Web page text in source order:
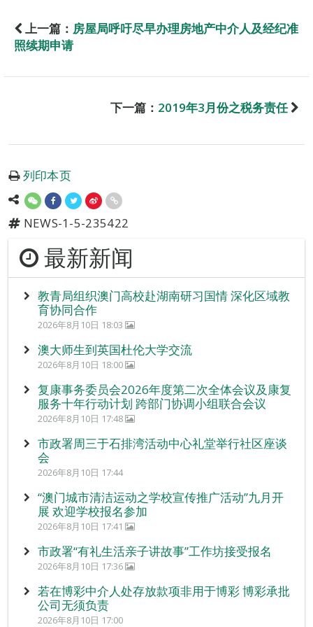
上一篇： 房屋局呼吁尽早办理房地产中介人及经纪准
照续期申请
下一篇： 2019年3月份之税务责任
列印本页
NEWS-1-5-235422
最新新闻
教青局组织澳门高校赴湖南研习国情 深化区域教
育协同合作
2026年8月10日 18:03
澳大师生到英国杜伦大学交流
2026年8月10日 18:00
复康事务委员会2026年度第二次全体会议及康复
服务十年行动计划 跨部门协调小组联合会议
2026年8月10日 17:48
市政署周三于石排湾活动中心礼堂举行社区座谈
会
2026年8月10日 17:44
“澳门城市清洁运动之学校宣传推广活动”九月开
展 欢迎学校报名参加
2026年8月10日 17:41
市政署“有礼生活亲子讲故事”工作坊接受报名
2026年8月10日 17:36
若在博彩中介人处存放款项非用于博彩 博彩承批
公司无须负责
2026年8月10日 17:00